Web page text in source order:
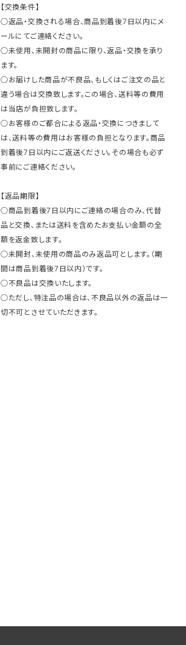
【交換条件】
○返品・交換される場合、商品到着後7日以内にメ
ールにてご連絡ください。
○未使用、未開封の商品に限り、返品・交換を承り
ます。
○お届けした商品が不良品、もしくはご注文の品と
違う場合は交換致します。この場合、送料等の費用
は当店が負担致します。
○お客様のご都合による返品・交換につきまして
は、送料等の費用はお客様の負担となります。商品
到着後7日以内にご返送ください。その場合も必ず
事前にご連絡ください。
【返品期限】
○商品到着後7日以内にご連絡の場合のみ、代替
品と交換、または送料を含めたお支払い金額の全
額を返金致します。
○未開封、未使用の商品のみ返品可とします。（期
間は商品到着後7日以内）です。
○不良品は交換いたします。
○ただし、特注品の場合は、不良品以外の返品は一
切不可とさせていただきます。